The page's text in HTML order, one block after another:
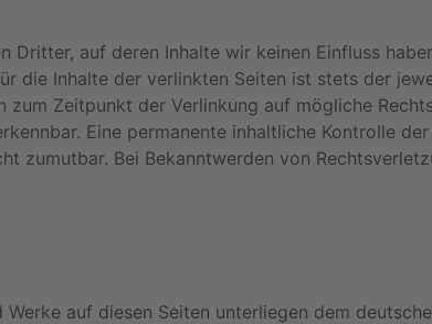
Dritter, auf deren Inhalte wir keinen Einfluss
die Inhalte der verlinkten Seiten ist stets der
Zeitpunkt der Verlinkung auf mögliche
Eine permanente inhaltliche Kontrolle
zumutbar. Bei Bekanntwerden von
auf diesen Seiten unterliegen dem